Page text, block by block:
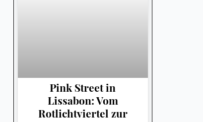
Pink Street in
Lissabon: Vom
Rotlichtviertel zur